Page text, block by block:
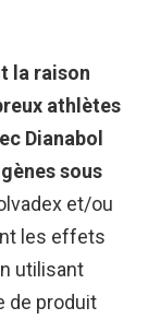
la raison
athlètes
Dianabol
sous
et/ou
les effets
utilisant
de produit